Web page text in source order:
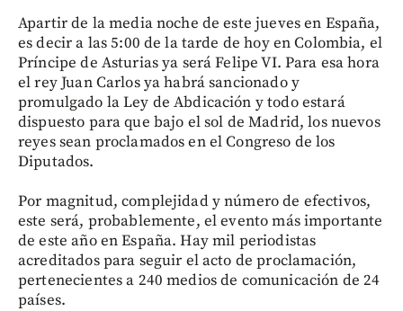
Apartir de la media noche de este jueves en España,
es decir a las 5:00 de la tarde de hoy en Colombia, el
Príncipe de Asturias ya será Felipe VI. Para esa hora
el rey Juan Carlos ya habrá sancionado y
promulgado la Ley de Abdicación y todo estará
dispuesto para que bajo el sol de Madrid, los nuevos
reyes sean proclamados en el Congreso de los
Diputados.
Por magnitud, complejidad y número de efectivos,
este será, probablemente, el evento más importante
de este año en España. Hay mil periodistas
acreditados para seguir el acto de proclamación,
pertenecientes a 240 medios de comunicación de 24
países.